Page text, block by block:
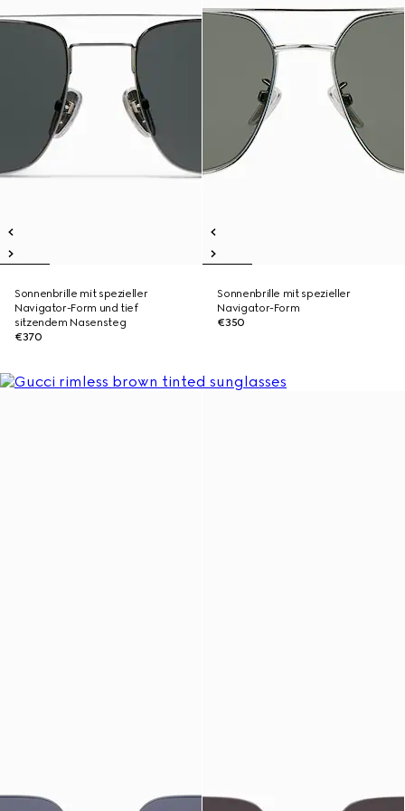
Sonnenbrille mit spezieller
Navigator-Form und tief
sitzendem Nasensteg
€370
Sonnenbrille mit spezieller
Navigator-Form
€350